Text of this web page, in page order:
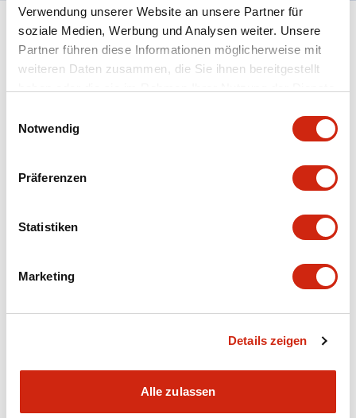
Verwendung unserer Website an unsere Partner für
soziale Medien, Werbung und Analysen weiter. Unsere
Partner führen diese Informationen möglicherweise mit
weiteren Daten zusammen, die Sie ihnen bereitgestellt
Notwendig
Präferenzen
Statistiken
Marketing
Details zeigen
Alle zulassen
Spezifikationen
Certification Specifications
Operation Specifications
Shipping, Transportation and Warranty